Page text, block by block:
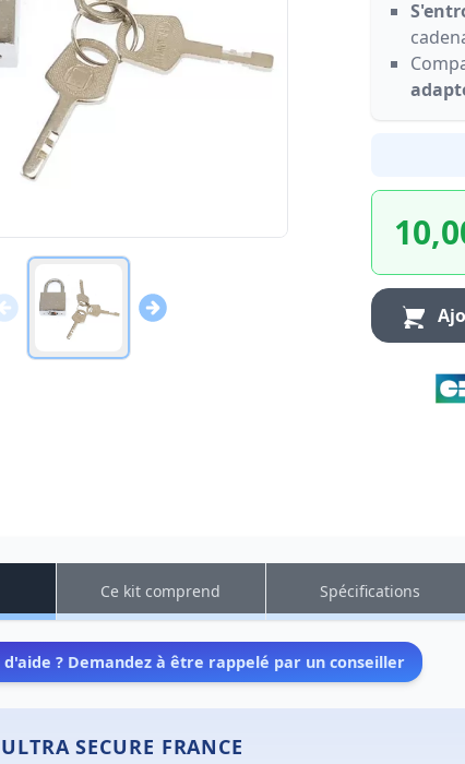
Ce kit comprend Spécifications
d'aide ? Demandez à être rappelé par un conseiller
SECURE FRANCE